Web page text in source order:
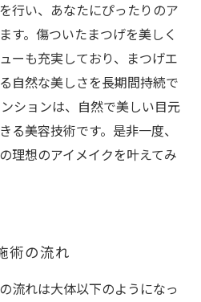
行い、あなたにぴったりのア
す。傷ついたまつげを美しく
ーも充実しており、まつげエ
自然な美しさを長期間持続で
ションは、自然で美しい目元
る美容技術です。是非一度、
理想のアイメイクを叶えてみ
術の流れ
流れは大体以下のようになっ